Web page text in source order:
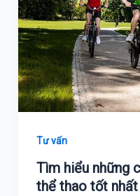
Tư vấn
Tìm hiểu những
thể thao tốt